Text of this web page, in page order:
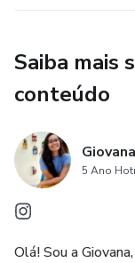
Saiba mais
conteúdo
5 Ano
Olá! Sou a